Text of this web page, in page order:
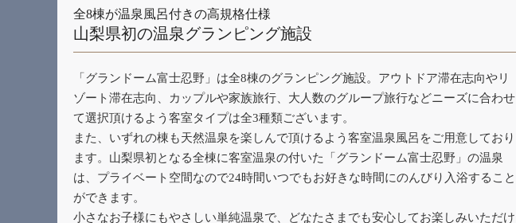
全8棟が温泉風呂付きの高規格仕様
山梨県初の温泉グランピング施設
「グランドーム富士忍野」は全8棟のグランピング施設。アウトドア滞在志向やリ
ゾート滞在志向、カップルや家族旅行、大人数のグループ旅行などニーズに合わせ
て選択頂けるよう客室タイプは全3種類ございます。
また、いずれの棟も天然温泉を楽しんで頂けるよう客室温泉風呂をご用意しており
ます。山梨県初となる全棟に客室温泉の付いた「グランドーム富士忍野」の温泉
は、プライベート空間なので24時間いつでもお好きな時間にのんびり入浴すること
ができます。
小さなお子様にもやさしい単純温泉で、どなたさまでも安心してお楽しみいただけ